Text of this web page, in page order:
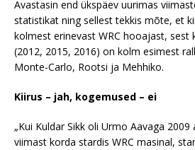
Avastasin end ükspäev uurimas
statistikat ning sellest tekkis mõte, et
kolmest erinevast WRC hooajast, sest
(2012, 2015, 2016) on kolm esimest
Monte-Carlo, Rootsi ja Mehhiko.
Kiirus – jah, kogemused – ei
„Kui Kuldar Sikk oli Urmo Aavaga
viimast korda stardis WRC masinal,